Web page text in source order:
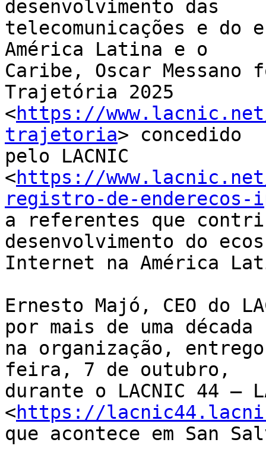
desenvolvimento das
telecomunicações e do
América Latina e o
Caribe, Oscar
Trajetória 2025
<https://www.lacnic.net/
trajetoria> concedido
pelo LACNIC
<https://
registro-de-enderecos-
a referentes que
desenvolvimento do
Internet na América
Ernesto Majó, CEO do
por mais de uma década
na organização,
feira, 7 de outubro,
durante o LACNIC 44 –
<https://
que acontece em San